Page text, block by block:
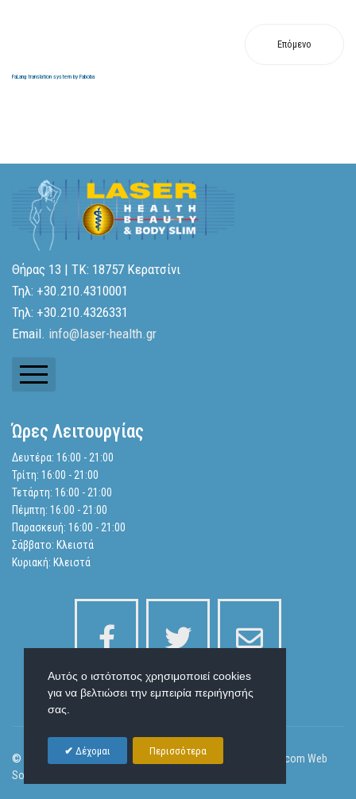
Επόμενο
FaLang translation system by Faboba
Θήρας 13 | ΤΚ: 18757 Κερατσίνι
Τηλ: +30.210.4310001
Τηλ: +30.210.4326331
Email. info@laser-health.gr
Ισολογισμοί
Αναζήτηση
Πολιτική Απορρήτου
Ώρες Λειτουργίας
Δευτέρα: 16:00 - 21:00
Τρίτη: 16:00 - 21:00
Τετάρτη: 16:00 - 21:00
Πέμπτη: 16:00 - 21:00
Παρασκευή: 16:00 - 21:00
Σάββατο: Κλειστά
Κυριακή: Κλειστά
© 2026 Laser Health Beauty and Body Slim | Designed by
Ornicom Web
Solutions
Αυτός ο ιστότοπος χρησιμοποιεί cookies
για να βελτιώσει την εμπειρία περιήγησής
σας.
Δέχομαι Περισσότερα